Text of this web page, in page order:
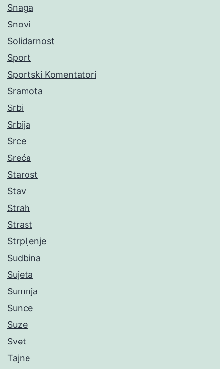
Snaga
Snovi
Solidarnost
Sport
Sportski Komentatori
Sramota
Srbi
Srbija
Srce
Sreća
Starost
Stav
Strah
Strast
Strpljenje
Sudbina
Sujeta
Sumnja
Sunce
Suze
Svet
Tajne